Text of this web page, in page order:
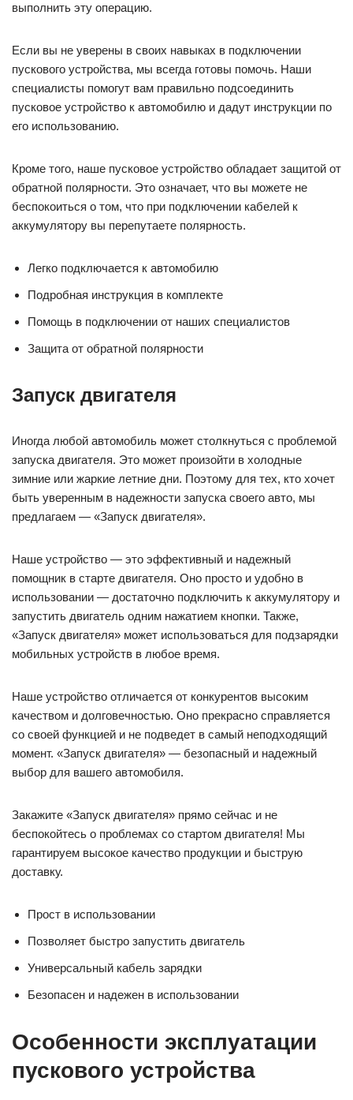
выполнить эту операцию.
Если вы не уверены в своих навыках в подключении
пускового устройства, мы всегда готовы помочь. Наши
специалисты помогут вам правильно подсоединить
пусковое устройство к автомобилю и дадут инструкции по
его использованию.
Кроме того, наше пусковое устройство обладает защитой от
обратной полярности. Это означает, что вы можете не
беспокоиться о том, что при подключении кабелей к
аккумулятору вы перепутаете полярность.
Легко подключается к автомобилю
Подробная инструкция в комплекте
Помощь в подключении от наших специалистов
Защита от обратной полярности
Запуск двигателя
Иногда любой автомобиль может столкнуться с проблемой
запуска двигателя. Это может произойти в холодные
зимние или жаркие летние дни. Поэтому для тех, кто хочет
быть уверенным в надежности запуска своего авто, мы
предлагаем — «Запуск двигателя».
Наше устройство — это эффективный и надежный
помощник в старте двигателя. Оно просто и удобно в
использовании — достаточно подключить к аккумулятору и
запустить двигатель одним нажатием кнопки. Также,
«Запуск двигателя» может использоваться для подзарядки
мобильных устройств в любое время.
Наше устройство отличается от конкурентов высоким
качеством и долговечностью. Оно прекрасно справляется
со своей функцией и не подведет в самый неподходящий
момент. «Запуск двигателя» — безопасный и надежный
выбор для вашего автомобиля.
Закажите «Запуск двигателя» прямо сейчас и не
беспокойтесь о проблемах со стартом двигателя! Мы
гарантируем высокое качество продукции и быструю
доставку.
Прост в использовании
Позволяет быстро запустить двигатель
Универсальный кабель зарядки
Безопасен и надежен в использовании
Особенности эксплуатации
пускового устройства